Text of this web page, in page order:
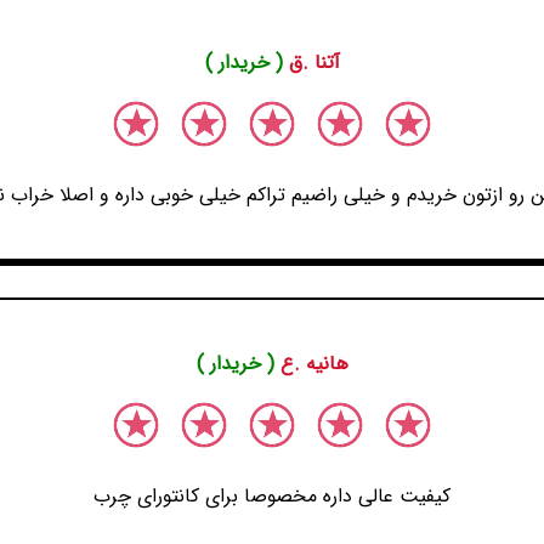
آتنا .ق( خریدار )
رو ازتون خریدم و خیلی راضیم تراکم خیلی خوبی داره و اصلا خراب
هانیه .ع( خریدار )
کیفیت عالی داره مخصوصا برای کانتورای چرب